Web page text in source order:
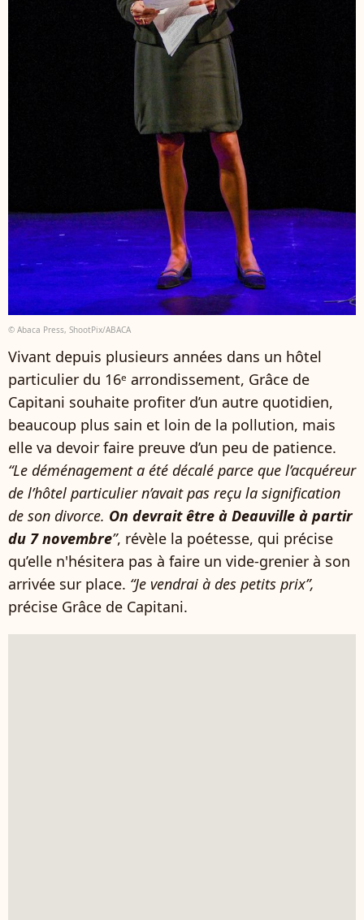
© Abaca Press, ShootPix/ABACA
Vivant depuis plusieurs années dans un hôtel
particulier du 16ᵉ arrondissement, Grâce de
Capitani souhaite profiter d’un autre quotidien,
beaucoup plus sain et loin de la pollution, mais
elle va devoir faire preuve d’un peu de patience.
“Le déménagement a été décalé parce que l’acquéreur
de l’hôtel particulier n’avait pas reçu la signification
de son divorce. On devrait être à Deauville à partir
du 7 novembre”, révèle la poétesse, qui précise
qu’elle n'hésitera pas à faire un vide-grenier à son
arrivée sur place. “Je vendrai à des petits prix”,
précise Grâce de Capitani.